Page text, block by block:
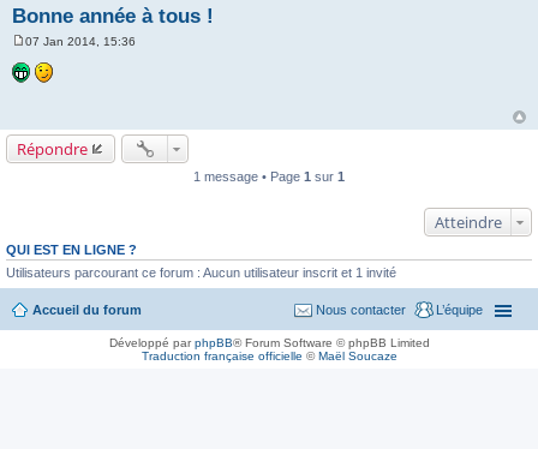
Bonne année à tous !
e
s
e
07 Jan 2014, 15:36
Répondre
1 message • Page 1 sur 1
Atteindre
QUI EST EN LIGNE ?
Utilisateurs parcourant ce forum : Aucun utilisateur inscrit et 1 invité
Accueil du forum L’équipe
Nous contacter
Développé parphpBB® Forum Software © phpBB Limited
Traduction française officielle ©Maël Soucaze